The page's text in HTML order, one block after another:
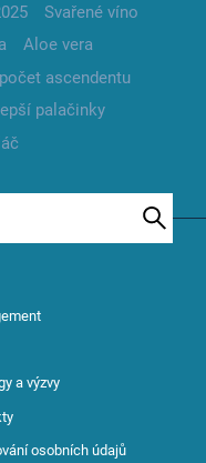
Svařené víno
Aloe vera
ascendentu
palačinky
a výzvy
osobních údajů